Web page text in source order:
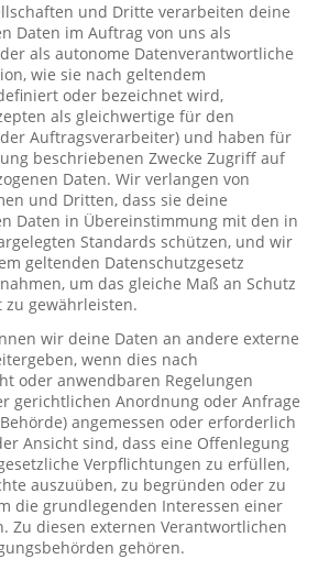
und Dritte verarbeiten deine
Daten im Auftrag von uns als
als autonome Datenverantwortliche
wie sie nach geltendem
oder bezeichnet wird,
als gleichwertige für den
Auftragsverarbeiter) und haben für
beschriebenen Zwecke Zugriff auf
Daten. Wir verlangen von
und Dritten, dass sie deine
Daten in Übereinstimmung mit den in
Standards schützen, und wir
geltenden Datenschutzgesetz
um das gleiche Maß an Schutz
gewährleisten.
wir deine Daten an andere externe
wenn dies nach
oder anwendbaren Regelungen
gerichtlichen Anordnung oder Anfrage
angemessen oder erforderlich
Ansicht sind, dass eine Offenlegung
Verpflichtungen zu erfüllen,
auszuüben, zu begründen oder zu
die grundlegenden Interessen einer
Zu diesen externen Verantwortlichen
gehören.